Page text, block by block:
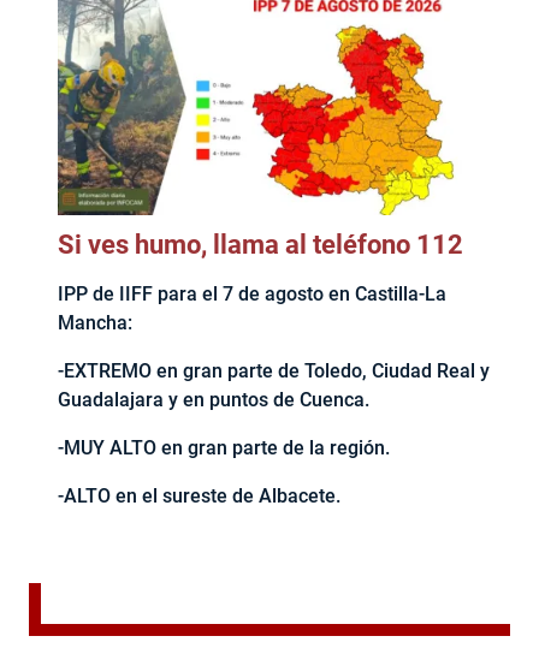
Si ves humo, llama al teléfono 112
IPP de IIFF para el 7 de agosto en Castilla-La
Mancha:
-EXTREMO en gran parte de Toledo, Ciudad Real y
Guadalajara y en puntos de Cuenca.
-MUY ALTO en gran parte de la región.
-ALTO en el sureste de Albacete.